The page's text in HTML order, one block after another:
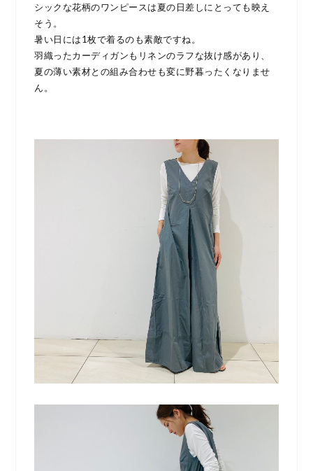
シックな花柄のワンピースは夏の日差しにとっても映え
そう。
暑い日には1枚で着るのも素敵ですね。
羽織ったカーディガンもリネンのラフな抜け感があり、
夏の薄い素材との組み合わせも変に野暮ったくなりませ
ん。